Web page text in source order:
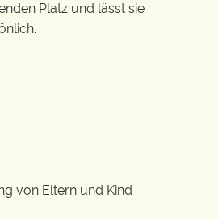
Platz und lässt sie
von Eltern und Kind